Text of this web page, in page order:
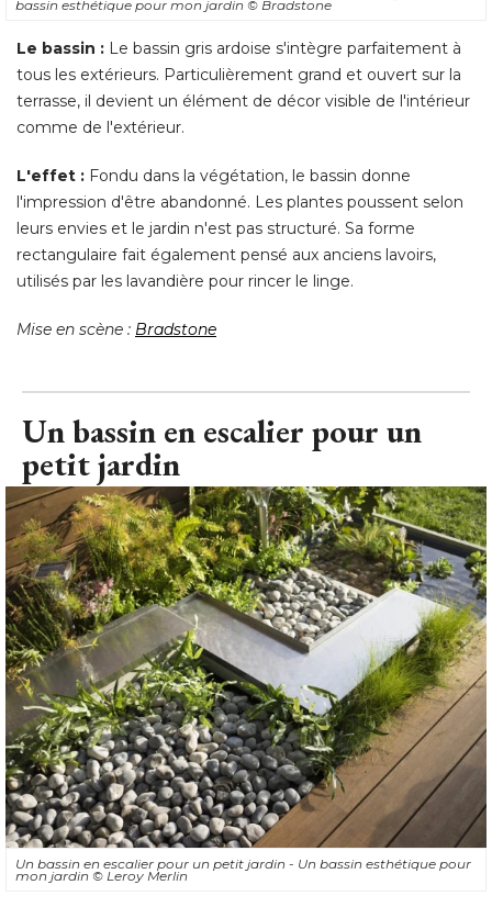
bassin esthétique pour mon jardin © Bradstone
Le bassin : Le bassin gris ardoise s'intègre parfaitement à
tous les extérieurs. Particulièrement grand et ouvert sur la
terrasse, il devient un élément de décor visible de l'intérieur
comme de l'extérieur.
L'effet : Fondu dans la végétation, le bassin donne
l'impression d'être abandonné. Les plantes poussent selon
leurs envies et le jardin n'est pas structuré. Sa forme
rectangulaire fait également pensé aux anciens lavoirs,
utilisés par les lavandière pour rincer le linge.
Mise en scène : Bradstone
Un bassin en escalier pour un
petit jardin
Un bassin en escalier pour un petit jardin - Un bassin esthétique pour
mon jardin © Leroy Merlin